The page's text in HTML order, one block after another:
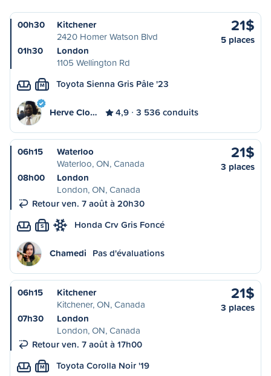
00h30
Kitchener
2420 Homer Watson Blvd
01h30
London
1105 Wellington Rd
21$
5 places
M Toyota Sienna Gris Pâle '23
Herve Clo… 4,9 3 536 conduits
06h15
Waterloo
Waterloo, ON, Canada
08h00
London
London, ON, Canada
Retour ven. 7 août à 20h30
21$
3 places
S Honda Crv Gris Foncé
Chamedi Pas d'évaluations
06h15
Kitchener
Kitchener, ON, Canada
07h30
London
London, ON, Canada
Retour ven. 7 août à 17h00
21$
3 places
M Toyota Corolla Noir '19